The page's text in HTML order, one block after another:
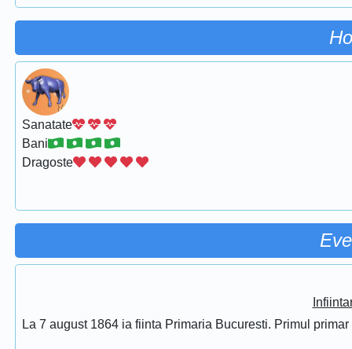
Sanatate
Bani
Dragoste
La 7 august 1864 ia fiinta Primaria Bucuresti. Primul